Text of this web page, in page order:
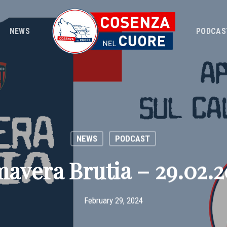
NEWS
NEWS PODCAST
Brutia –
February 29, 2024